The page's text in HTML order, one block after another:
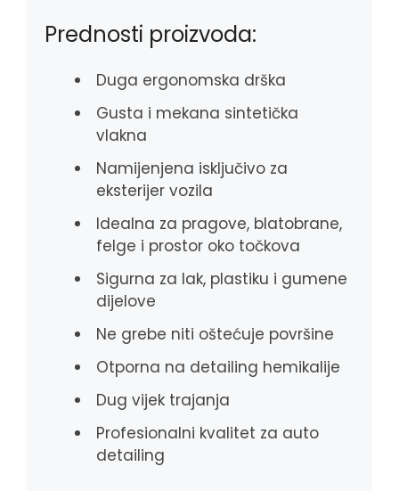
Prednosti proizvoda:
Duga ergonomska drška
Gusta i mekana sintetička
vlakna
Namijenjena isključivo za
eksterijer vozila
Idealna za pragove, blatobrane,
felge i prostor oko točkova
Sigurna za lak, plastiku i gumene
dijelove
Ne grebe niti oštećuje površine
Otporna na detailing hemikalije
Dug vijek trajanja
Profesionalni kvalitet za auto
detailing